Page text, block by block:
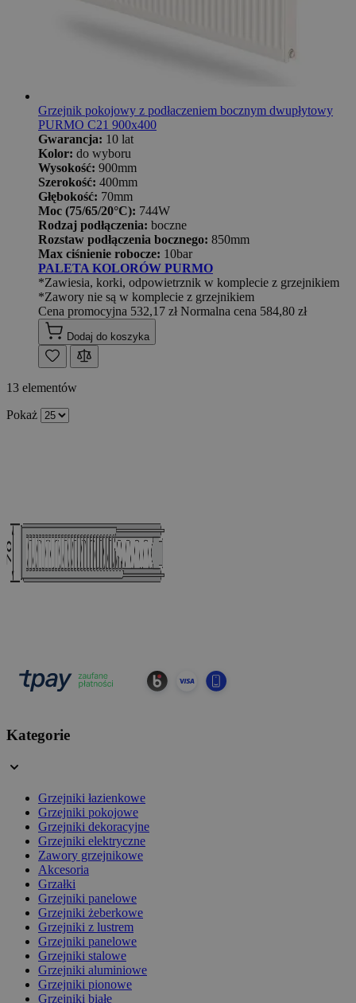
Grzejnik pokojowy z podłaczeniem bocznym dwupłytowy
PURMO C21 900x400
Gwarancja: 10 lat
Kolor: do wyboru
Wysokość: 900mm
Szerokość: 400mm
Głębokość: 70mm
Moc (75/65/20°C): 744W
Rodzaj podłączenia: boczne
Rozstaw podłączenia bocznego: 850mm
Max ciśnienie robocze: 10bar
PALETA KOLORÓW PURMO
*Zawiesia, korki, odpowietrznik w komplecie z grzejnikiem
*Zawory nie są w komplecie z grzejnikiem
Cena promocyjna 532,17 zł Normalna cena 584,80 zł
Dodaj do koszyka
13 elementów
Pokaż
Kategorie
Grzejniki łazienkowe
Grzejniki pokojowe
Grzejniki dekoracyjne
Grzejniki elektryczne
Zawory grzejnikowe
Akcesoria
Grzałki
Grzejniki panelowe
Grzejniki żeberkowe
Grzejniki z lustrem
Grzejniki panelowe
Grzejniki stalowe
Grzejniki aluminiowe
Grzejniki pionowe
Grzejniki białe